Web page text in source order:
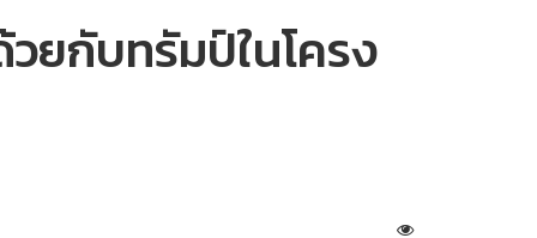
วยกับทรัมป์ในโครง